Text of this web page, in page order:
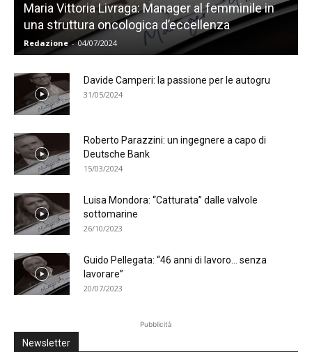
Maria Vittoria Livraga: Manager al femminile in
una struttura oncologica d’eccellenza
Redazione - 04/07/2024
Davide Camperi: la passione per le autogru
31/05/2024
Roberto Parazzini: un ingegnere a capo di
Deutsche Bank
15/03/2024
Luisa Mondora: “Catturata” dalle valvole
sottomarine
26/10/2023
Guido Pellegata: “46 anni di lavoro… senza
lavorare”
20/07/2023
Pubblicità
Newsletter